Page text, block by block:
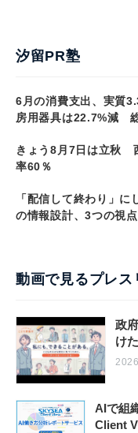
汐留PR塾
6月の消費支出、実質
房用器具は22.7%減
きょう8月7日は立秋
率60％
「配信して終わり」
の情報設計、3つの視点
動画で見るプレス
政
け
AIで組
Client